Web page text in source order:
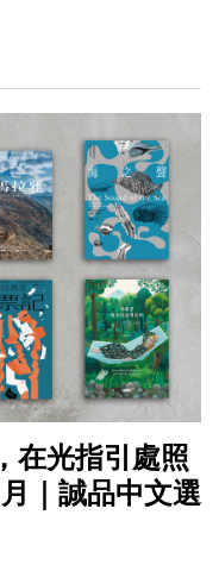
在光指引處照
｜誠品中文選